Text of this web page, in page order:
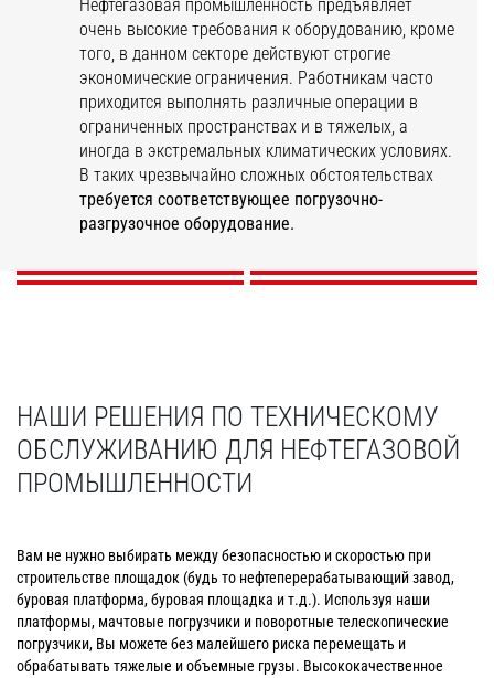
Нефтегазовая промышленность предъявляет
очень высокие требования к оборудованию, кроме
того, в данном секторе действуют строгие
экономические ограничения. Работникам часто
приходится выполнять различные операции в
ограниченных пространствах и в тяжелых, а
иногда в экстремальных климатических условиях.
В таких чрезвычайно сложных обстоятельствах
требуется соответствующее погрузочно-
разгрузочное оборудование.
Строительство в
нефтегазовой
промышленности
Операционная
деятельность
нефтегазового
комплекса
Обслуживание
предприятий
нефтегазовой
промышленности
ОТКРОЙТЕ ДЛЯ СЕБЯ
Обеспечение
безопасности нефте-
и газодобывающих
компаний
ОТКРОЙТЕ ДЛЯ СЕБЯ
НАШИ РЕШЕНИЯ ПО ТЕХНИЧЕСКОМУ
ОБСЛУЖИВАНИЮ ДЛЯ НЕФТЕГАЗОВОЙ
ПРОМЫШЛЕННОСТИ
Вам не нужно выбирать между безопасностью и скоростью при
строительстве площадок (будь то нефтеперерабатывающий завод,
буровая платформа, буровая площадка и т.д.). Используя наши
платформы, мачтовые погрузчики и поворотные телескопические
погрузчики, Вы можете без малейшего риска перемещать и
обрабатывать тяжелые и объемные грузы. Высококачественное